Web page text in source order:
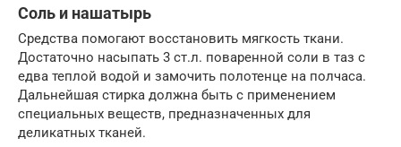
Соль и нашатырь
Средства помогают восстановить мягкость ткани.
Достаточно насыпать 3 ст.л. поваренной соли в таз с
едва теплой водой и замочить полотенце на полчаса.
Дальнейшая стирка должна быть с применением
специальных веществ, предназначенных для
деликатных тканей.